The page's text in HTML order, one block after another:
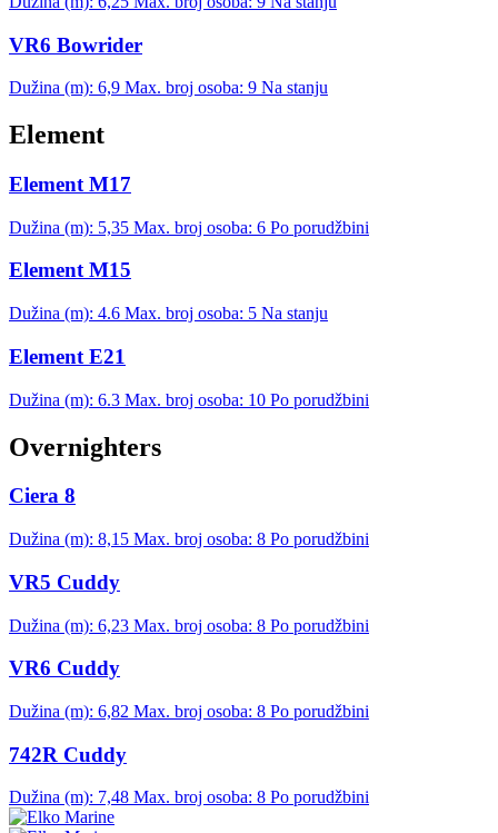
VR6 Bowrider
Dužina (m): 6,9 Max. broj osoba: 9 Na stanju
Element
Element M17
Dužina (m): 5,35 Max. broj osoba: 6 Po porudžbini
Element M15
Dužina (m): 4.6 Max. broj osoba: 5 Na stanju
Element E21
Dužina (m): 6.3 Max. broj osoba: 10 Po porudžbini
Overnighters
Ciera 8
Dužina (m): 8,15 Max. broj osoba: 8 Po porudžbini
VR5 Cuddy
Dužina (m): 6,23 Max. broj osoba: 8 Po porudžbini
VR6 Cuddy
Dužina (m): 6,82 Max. broj osoba: 8 Po porudžbini
742R Cuddy
Dužina (m): 7,48 Max. broj osoba: 8 Po porudžbini